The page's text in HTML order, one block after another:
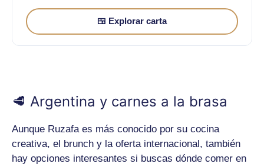
🍱 Explorar carta
🥩 Argentina y carnes a la brasa
Aunque Ruzafa es más conocido por su cocina
creativa, el brunch y la oferta internacional, también
hay opciones interesantes si buscas dónde comer en